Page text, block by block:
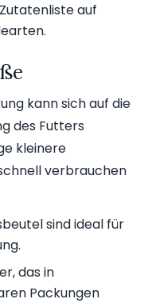
auf
kann sich auf die
des Futters
kleinere
verbrauchen
sind ideal für
das in
Packungen